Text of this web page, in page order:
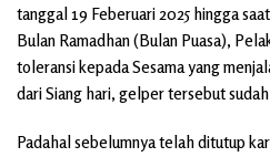
tanggal 19 Feberuari 2025 hingga
Bulan Ramadhan (Bulan Puasa),
toleransi kepada Sesama yang
dari Siang hari, gelper tersebut
Padahal sebelumnya telah ditutup